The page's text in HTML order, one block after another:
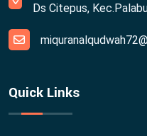
Ds Citepus,
Quick Links